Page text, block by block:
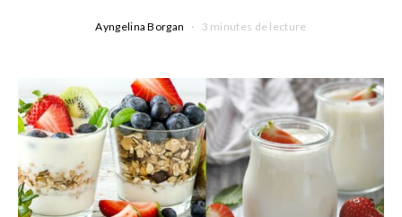
Ayngelina Borgan 3 minutes de lecture